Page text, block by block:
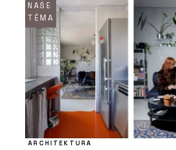
NAŠE
TÉMA
ARCHITEKTURA